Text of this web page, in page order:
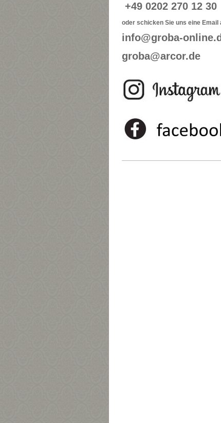
+49 0202 270 12 30
oder schicken Sie uns eine Email
info@groba-
groba@arcor.de